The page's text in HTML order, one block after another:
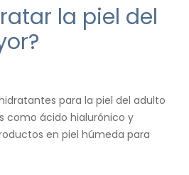
la piel del
para la piel del adulto
como ácido hialurónico y
en piel húmeda para